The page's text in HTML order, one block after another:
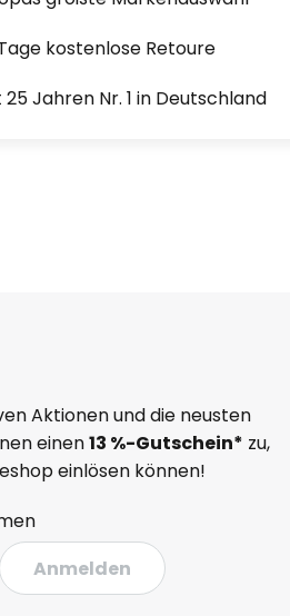
kostenlose Retoure
25 Jahren Nr. 1 in Deutschland
Aktionen und die neusten
einen13 %-Gutschein* zu,
einlösen können!
Anmelden